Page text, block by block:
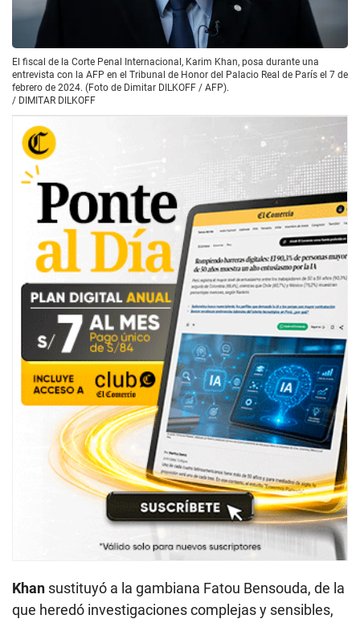
El fiscal de la Corte Penal Internacional, Karim Khan, posa durante una
entrevista con la AFP en el Tribunal de Honor del Palacio Real de París el 7 de
febrero de 2024. (Foto de Dimitar DILKOFF / AFP).
/ DIMITAR DILKOFF
Khan sustituyó a la gambiana Fatou Bensouda, de la
que heredó investigaciones complejas y sensibles,